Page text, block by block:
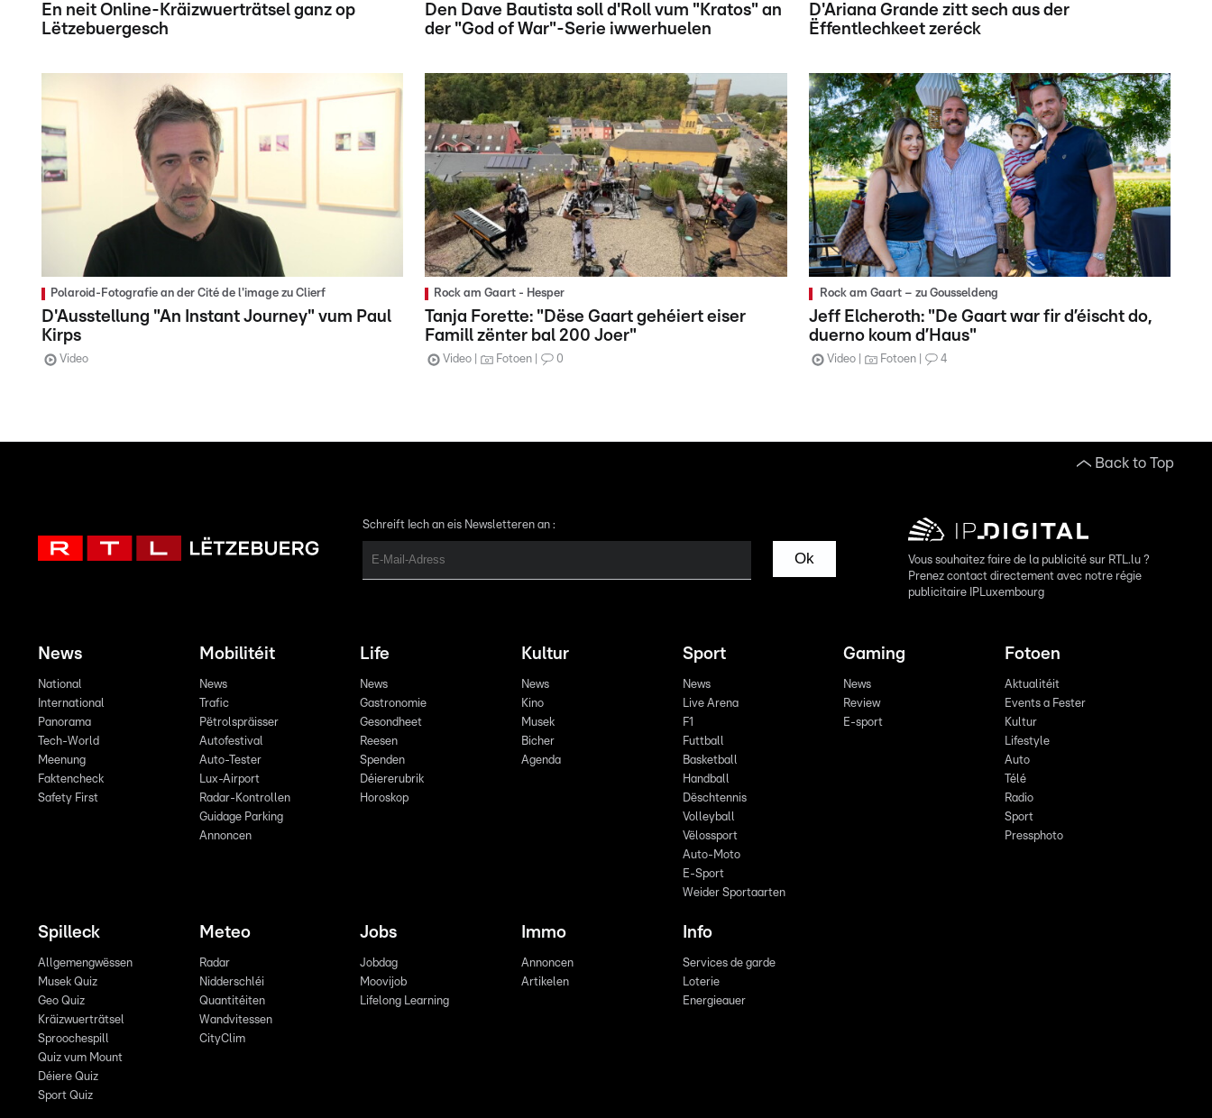
En neit Online-Kräizwuerträtsel ganz op
Lëtzebuergesch
Den Dave Bautista soll d'Roll vum "Kratos" an
der "God of War"-Serie iwwerhuelen
D'Ariana Grande zitt sech aus der
Ëffentlechkeet zeréck
Polaroid-Fotografie an der Cité de l'image zu Clierf
D'Ausstellung "An Instant Journey" vum Paul
Kirps
Video
Rock am Gaart - Hesper
Tanja Forette: "Dëse Gaart gehéiert eiser
Famill zënter bal 200 Joer"
Video Fotoen 0
Rock am Gaart – zu Gousseldeng
Jeff Elcheroth: "De Gaart war fir d’éischt do,
duerno koum d’Haus"
Video Fotoen 4
Back to Top
Schreift Iech an eis Newsletteren an :
Ok
Vous souhaitez faire de la publicité sur RTL.lu ?
Prenez contact directement avec notre régie
publicitaire IPLuxembourg
News
National
International
Panorama
Tech-World
Meenung
Faktencheck
Safety First
Mobilitéit
News
Trafic
Pëtrolspräisser
Autofestival
Auto-Tester
Lux-Airport
Radar-Kontrollen
Guidage Parking
Annoncen
Life
News
Gastronomie
Gesondheet
Reesen
Spenden
Déiererubrik
Horoskop
Kultur
News
Kino
Musek
Bicher
Agenda
Sport
News
Live Arena
F1
Futtball
Basketball
Handball
Dëschtennis
Volleyball
Vëlossport
Auto-Moto
E-Sport
Weider Sportaarten
Gaming
News
Review
E-sport
Fotoen
Aktualitéit
Events a Fester
Kultur
Lifestyle
Auto
Télé
Radio
Sport
Pressphoto
Spilleck
Allgemengwëssen
Musek Quiz
Geo Quiz
Kräizwuerträtsel
Sproochespill
Quiz vum Mount
Déiere Quiz
Sport Quiz
Meteo
Radar
Nidderschléi
Quantitéiten
Wandvitessen
CityClim
Jobs
Jobdag
Moovijob
Lifelong Learning
Immo
Annoncen
Artikelen
Info
Services de garde
Loterie
Energieauer